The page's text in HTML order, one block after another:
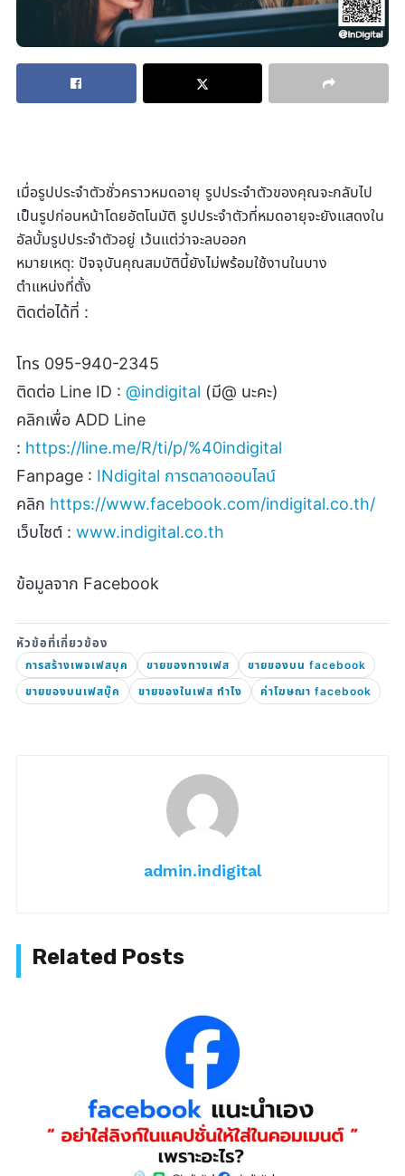
เมื่อรูปประจำตัวชั่วคราวหมดอายุ รูปประจำตัวของคุณจะกลับไป
เป็นรูปก่อนหน้าโดยอัตโนมัติ รูปประจำตัวที่หมดอายุจะยังแสดงใน
อัลบั้มรูปประจำตัวอยู่ เว้นแต่ว่าจะลบออก
หมายเหตุ: ปัจจุบันคุณสมบัตินี้ยังไม่พร้อมใช้งานในบาง
ตำแหน่งที่ตั้ง
ติดต่อได้ที่ :
โทร 095-940-2345
ติดต่อ Line ID : @indigital (มี@ นะคะ)
คลิกเพื่อ ADD Line
: https://line.me/R/ti/p/%40indigital
Fanpage : INdigital การตลาดออนไลน์
คลิก https://www.facebook.com/indigital.co.th/
เว็บไซต์ : www.indigital.co.th
ข้อมูลจาก Facebook
การสร้างเพจเฟสบุค ขายของทางเฟส
ขายของบน facebook
ขายของบนเฟสบุ๊ค
ขายของในเฟส ทําไง ค่าโฆษณา facebook
admin.indigital